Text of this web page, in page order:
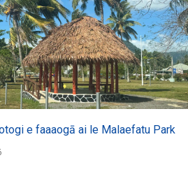
e faaaogā ai le Malaefatu Park